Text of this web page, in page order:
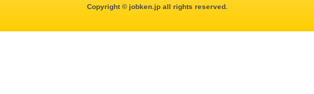
Copyright © jobken.jp all rights reserved.